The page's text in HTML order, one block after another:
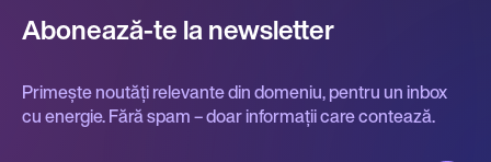
Abonează-te la newsletter
Primește noutăți relevante din domeniu, pentru un inbox
cu energie. Fără spam – doar informații care contează.